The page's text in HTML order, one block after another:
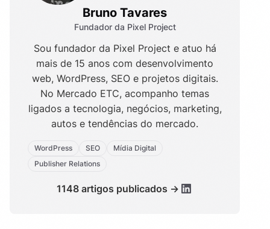
Bruno Tavares
Fundador da Pixel Project
Sou fundador da Pixel Project e atuo há
mais de 15 anos com desenvolvimento
web, WordPress, SEO e projetos digitais.
No Mercado ETC, acompanho temas
ligados a tecnologia, negócios, marketing,
autos e tendências do mercado.
WordPress SEO
Mídia Digital
Publisher Relations
1148 artigos publicados →